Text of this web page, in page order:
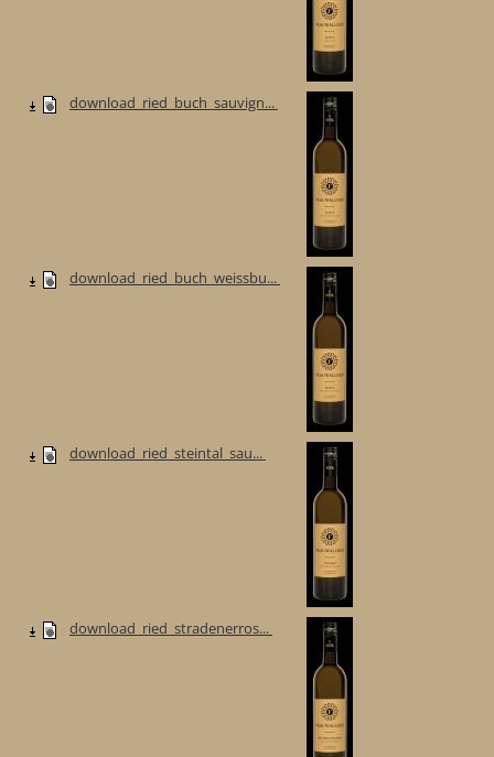
download_ried_buch_sauvign...
download_ried_buch_weissbu...
download_ried_steintal_sau...
download_ried_stradenerros...